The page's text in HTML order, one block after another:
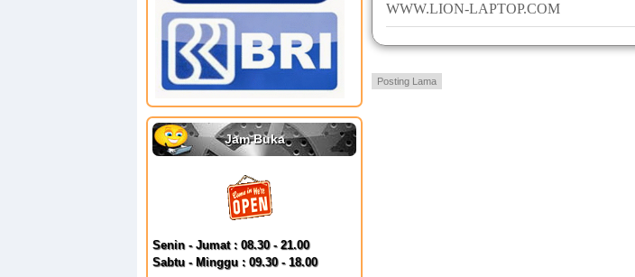
Jam Buka
Senin - Jumat : 08.30 - 21.00
Sabtu - Minggu : 09.30 - 18.00
WWW.LION-LAPTOP.COM
Posting Lama